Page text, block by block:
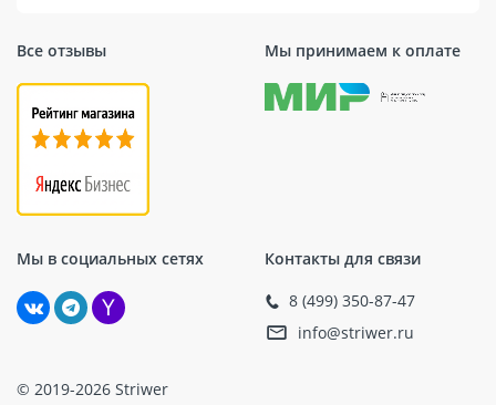
Все отзывы Мы принимаем к оплате
Мы в социальных сетях Контакты для связи
8 (499) 350-87-47
info@striwer.ru
© 2019-2026 Striwer